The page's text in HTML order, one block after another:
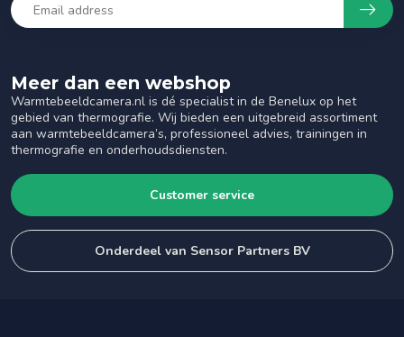
Meer dan een webshop
Warmtebeeldcamera.nl is dé specialist in de Benelux op het
gebied van thermografie. Wij bieden een uitgebreid assortiment
aan warmtebeeldcamera’s, professioneel advies, trainingen in
thermografie en onderhoudsdiensten.
Customer service
Onderdeel van Sensor Partners BV